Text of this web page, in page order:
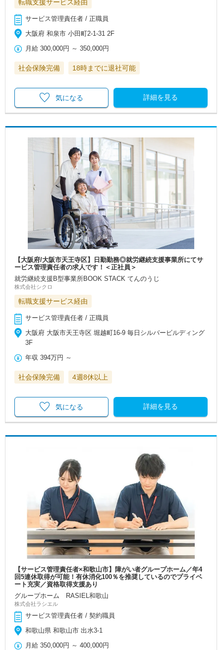
転職支援サービス経由
サービス管理責任者 / 正職員
大阪府 和泉市 小田町2-1-31 2F
月給 300,000円 ～350,000円
社会保険完備 18時までに退社可能
詳細を見る
気になる
【大阪府/大阪市天王寺区】日勤勤務◎就労継続支援事業所にてサ
ービス管理責任者の求人です！＜正社員＞
就労継続支援B型事業所BOOK STACK てんのうじ
株式会社シクロ
転職支援サービス経由
サービス管理責任者 / 正職員
大阪府 大阪市天王寺区 堀越町16-9 毎日シルバービルディング
3F
年収 394万円 ～
社会保険完備 4週8休以上
詳細を見る
気になる
【サービス管理責任者×和歌山市】障がい者グループホーム／年4
回5連休取得が可能！有休消化100％を推奨しているのでプライベ
ート充実／資格取得支援あり
グループホーム RASIEL和歌山
株式会社ラシエル
サービス管理責任者 / 契約職員
和歌山県 和歌山市 出水3-1
月給 350,000円 ～400,000円